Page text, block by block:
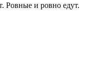
Ровные и ровно едут.